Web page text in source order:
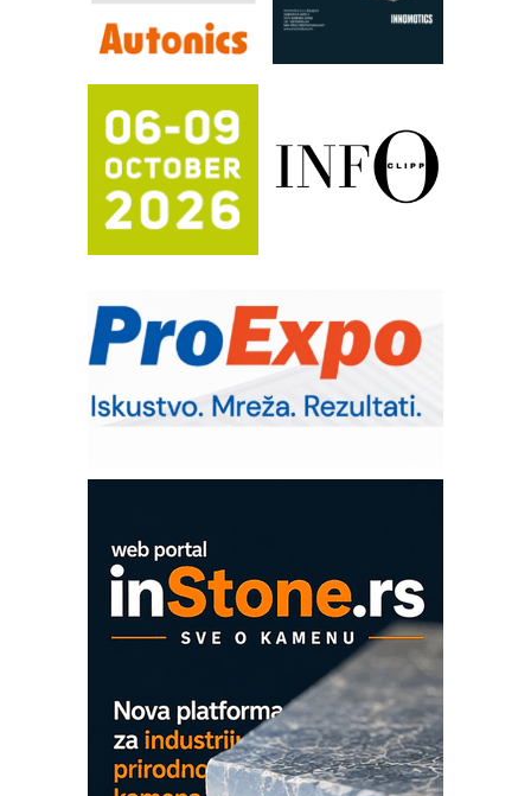
Efikasno upravljanje energijom
Automatizacija pakovanja · Display
Proizvodnja iC7 Hybrid 1500 VDC
mrežnog pretvarača sa tečnim
hlađenjem
Potpuna efikasnost bez složenih
sistema
IB BLUMENAUER - više od 40 godina
poverenja u industriji
RMQ-TITAN ADVANCED INDICATOR
– Pametna signalizacija za efikasnije
upravljanje mašinama
EVOKS Maintenance Management
ROSA i SCHUNK podižu proizvodnju
na viši nivo
Detekcija različitih oblika
MAREX - Lim i mašine za savremena